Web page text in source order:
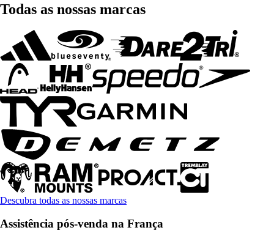
Todas as nossas marcas
Descubra todas as nossas marcas
Assistência pós-venda na França